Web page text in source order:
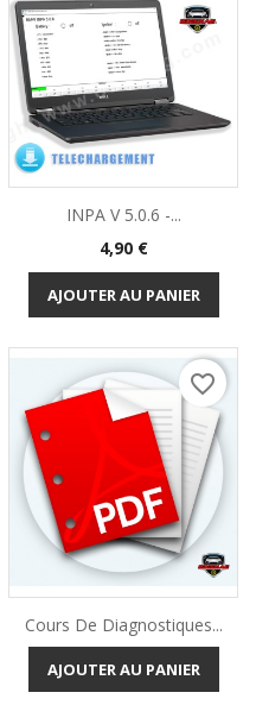
INPA V 5.0.6 -...
Prix
4,90 €
AJOUTER AU PANIER
Cours De Diagnostiques...
AJOUTER AU PANIER
favorite_border